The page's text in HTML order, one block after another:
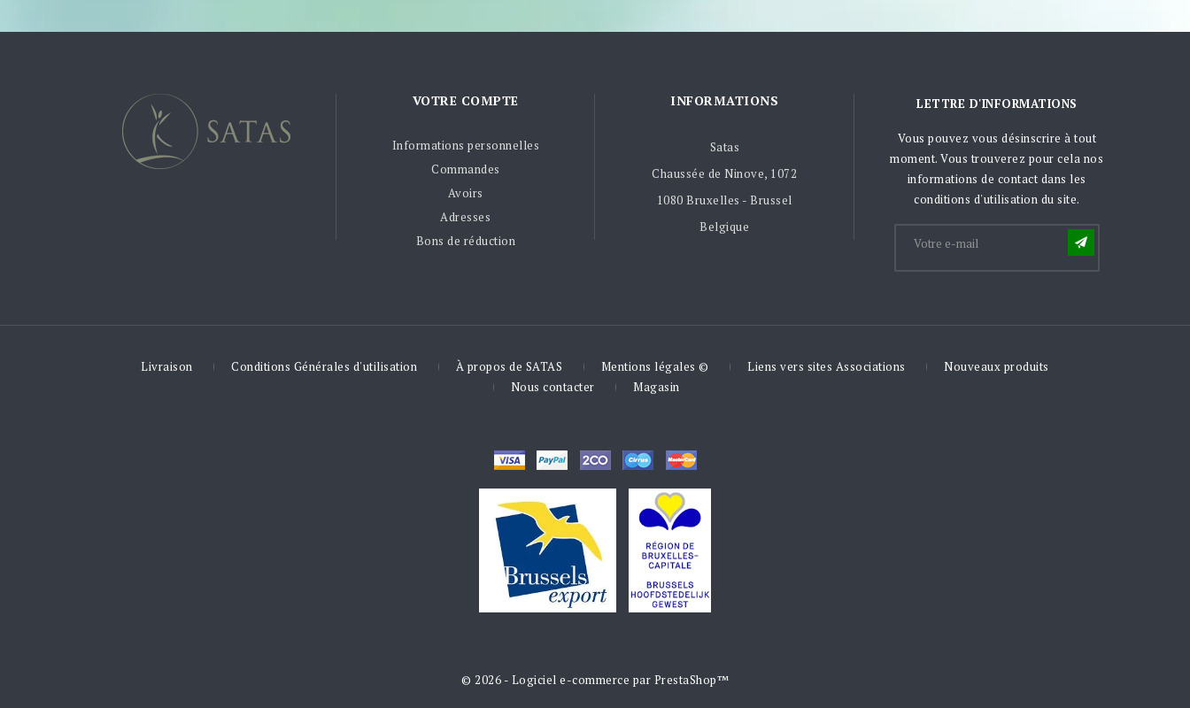
VOTRE COMPTE
Informations personnelles
Commandes
Avoirs
Adresses
Bons de réduction
INFORMATIONS
Satas
Chaussée de Ninove, 1072
1080 Bruxelles - Brussel
Belgique
LETTRE D'INFORMATIONS
Vous pouvez vous désinscrire à tout
moment. Vous trouverez pour cela nos
informations de contact dans les
conditions d'utilisation du site.
Livraison Conditions Générales d'utilisation À propos de SATAS Mentions légales © Liens vers sites Associations
Nouveaux produits
Nous contacter
Magasin
© 2026 - Logiciel e-commerce par PrestaShop™